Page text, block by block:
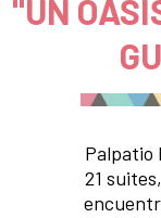
"UN
Palpatio
21